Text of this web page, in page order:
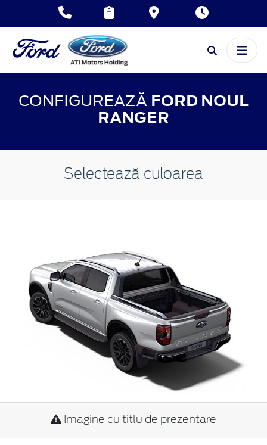
CONFIGUREAZĂ FORD NOUL
RANGER
Selectează culoarea
Imagine cu titlu de prezentare